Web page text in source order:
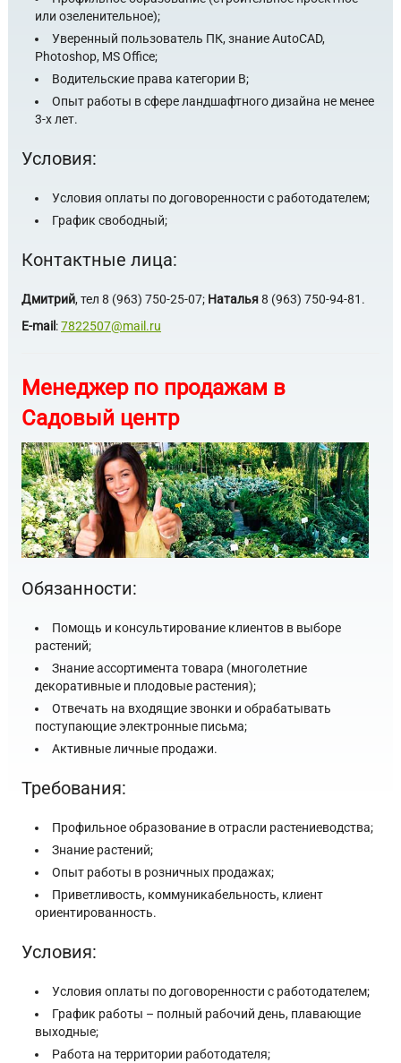
или озеленительное);
Уверенный пользователь ПК, знание AutoCAD,
Photoshop, MS Office;
Водительские права категории В;
Опыт работы в сфере ландшафтного дизайна не менее
3-х лет.
Условия:
Условия оплаты по договоренности с работодателем;
График свободный;
Контактные лица:
Дмитрий, тел 8 (963) 750-25-07; Наталья8 (963) 750-94-81.
E-mail :7822507@mail.ru
Менеджер по продажам в
Садовый центр
Обязанности:
Помощь и консультирование клиентов в выборе
растений;
Знание ассортимента товара (многолетние
декоративные и плодовые растения);
Отвечать на входящие звонки и обрабатывать
поступающие электронные письма;
Активные личные продажи.
Требования:
Профильное образование в отрасли растениеводства;
Знание растений;
Опыт работы в розничных продажах;
Приветливость, коммуникабельность, клиент
ориентированность.
Условия:
Условия оплаты по договоренности с работодателем;
График работы – полный рабочий день, плавающие
выходные;
Работа на территории работодателя;